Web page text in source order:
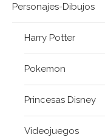
Personajes-Dibujos
Harry Potter
Pokemon
Princesas Disney
Videojuegos